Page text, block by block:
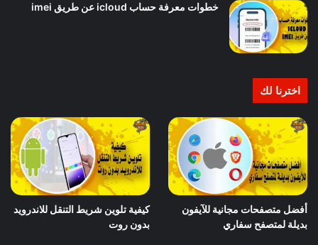
خطوات معرفة حساب icloud عن طريق imei
اخترنا لك
أفضل متصفحات مجانية للآيفون
بديلة لمتصفح سفاري
كيفية تلوين شريط التنقل للاندرويد
بدون روت